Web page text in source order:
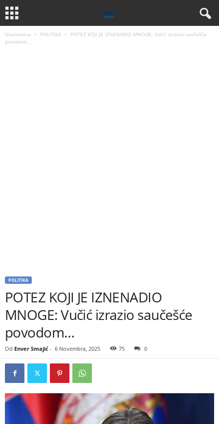
Naslovnica POLITIKA
POTEZ KOJI JE IZNENADIO MNOGE: Vučić izrazio saučešće
povodom…
POLITIKA
POTEZ KOJI JE IZNENADIO
MNOGE: Vučić izrazio saučešće
povodom…
Od Enver Smajić - 6 Novembra, 2025 75 0